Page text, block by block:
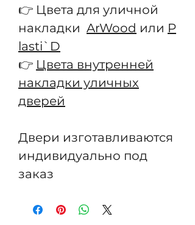
👉 Цвета для уличной
накладки ArWood или P
lasti`D
👉 Цвета внутренней
накладки уличных
дверей
Двери изготавливаются
индивидуально под
заказ